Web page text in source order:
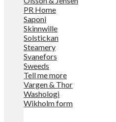
PR Home
Saponi
Skinnwille
Solstickan
Steamery
Svanefors
Sweeds
Tell me more
Vargen & Thor
Washologi
Wikholm form